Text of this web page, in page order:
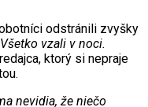
odstránili zvyšky
vzali v noci.
ktorý si nepraje
nevidia, že niečo